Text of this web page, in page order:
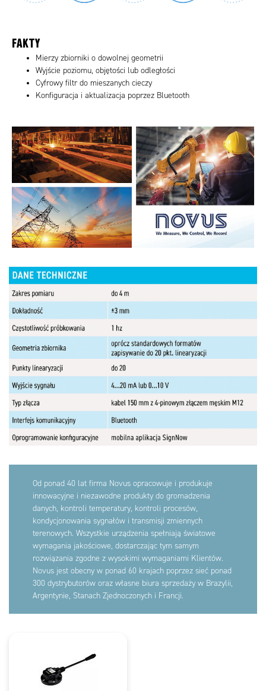
FAKTY
Mierzy zbiorniki o dowolnej geometrii
Wyjście poziomu, objętości lub odległości
Cyfrowy filtr do mieszanych cieczy
Konfiguracja i aktualizacja poprzez Bluetooth
Od ponad 40 lat firma Novus opracowuje i produkuje
innowacyjne i niezawodne produkty do gromadzenia
danych, kontroli temperatury, kontroli procesów,
kondycjonowania sygnałów i transmisji zmiennych
terenowych. Wszystkie urządzenia spełniają światowe
wymagania jakościowe, dostarczając tym samym
rozwiązania zgodne z wysokimi wymaganiami Klientów.
Novus jest obecny w ponad 60 krajach poprzez sieć ponad
300 dystrybutorów oraz własne biura sprzedaży w Brazylii,
Argentynie, Stanach Zjednoczonych i Francji.